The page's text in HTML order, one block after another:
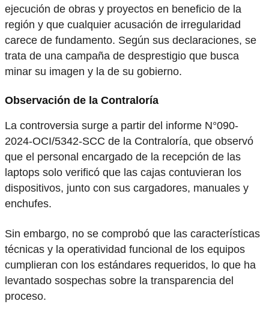
ejecución de obras y proyectos en beneficio de la
región y que cualquier acusación de irregularidad
carece de fundamento. Según sus declaraciones, se
trata de una campaña de desprestigio que busca
minar su imagen y la de su gobierno.
Observación de la Contraloría
La controversia surge a partir del informe N°090-
2024-OCI/5342-SCC de la Contraloría, que observó
que el personal encargado de la recepción de las
laptops solo verificó que las cajas contuvieran los
dispositivos, junto con sus cargadores, manuales y
enchufes.
Sin embargo, no se comprobó que las características
técnicas y la operatividad funcional de los equipos
cumplieran con los estándares requeridos, lo que ha
levantado sospechas sobre la transparencia del
proceso.